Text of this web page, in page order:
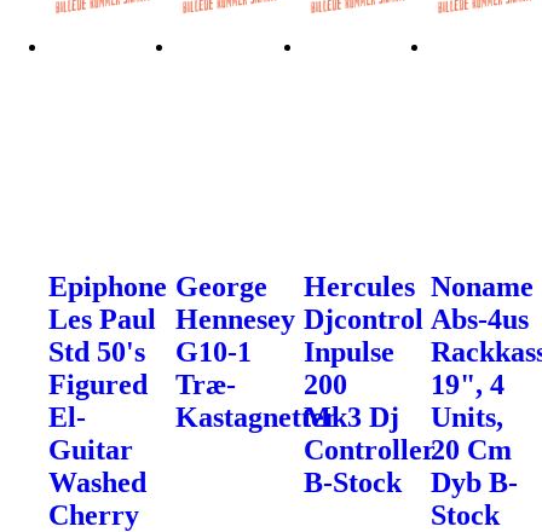
Epiphone
Les Paul
Std 50's
Figured
El-
Guitar
Washed
Cherry
George
Hennesey
G10-1
Træ-
Kastagnetter
Hercules
Djcontrol
Inpulse
200
Mk3 Dj
Controller
B-Stock
Noname
Abs-4us
19", 4
Units,
20 Cm
Dyb B-
Stock